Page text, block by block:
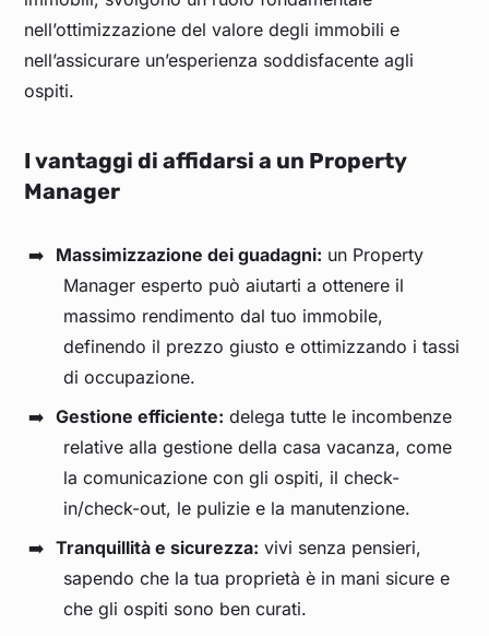
nell’ottimizzazione del valore degli immobili e
nell’assicurare un’esperienza soddisfacente agli
ospiti.
I vantaggi di affidarsi a un Property
Manager
Massimizzazione dei guadagni: un Property
Manager esperto può aiutarti a ottenere il
massimo rendimento dal tuo immobile,
definendo il prezzo giusto e ottimizzando i tassi
di occupazione.
Gestione efficiente: delega tutte le incombenze
relative alla gestione della casa vacanza, come
la comunicazione con gli ospiti, il check-
in/check-out, le pulizie e la manutenzione.
Tranquillità e sicurezza: vivi senza pensieri,
sapendo che la tua proprietà è in mani sicure e
che gli ospiti sono ben curati.